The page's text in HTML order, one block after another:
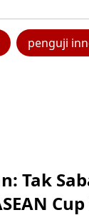
penguji
Tak